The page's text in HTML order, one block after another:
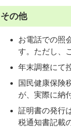
その他
お電話での照
す。ただし、
年末調整にて
国民健康保険
が、実際に納
証明書の発行
税通知書記載